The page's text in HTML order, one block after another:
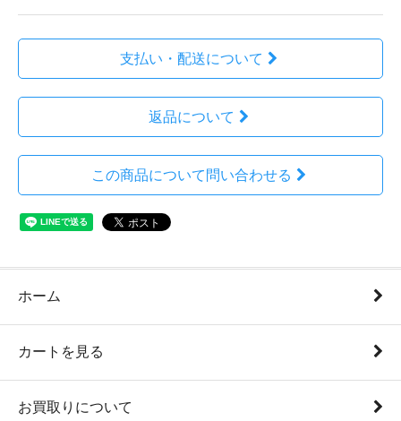
支払い・配送について
返品について
この商品について問い合わせる
ホーム
カートを見る
お買取りについて